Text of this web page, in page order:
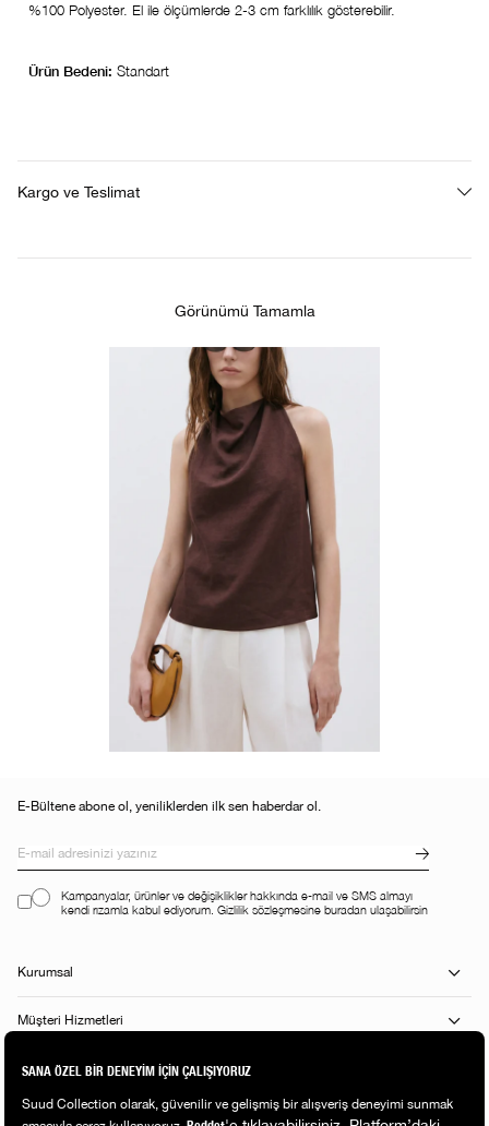
%100 Polyester. El ile ölçümlerde 2-3 cm farklılık gösterebilir.
Ürün Bedeni: Standart
Kargo ve Teslimat
Görünümü Tamamla
E-Bültene abone ol, yeniliklerden ilk sen haberdar ol.
Kampanyalar, ürünler ve değişiklikler hakkında e-mail ve SMS almayı
kendi rızamla kabul ediyorum. Gizlilik sözleşmesine buradan ulaşabilirsin
Kurumsal
Müşteri Hizmetleri
Alışveriş Rehberi